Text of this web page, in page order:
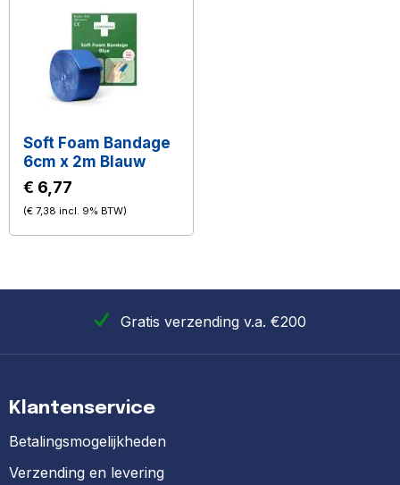
Soft Foam Bandage
6cm x 2m Blauw
€ 6,77
(€ 7,38 incl. 9% BTW)
Gratis verzending v.a. €200
Klantenservice
Betalingsmogelijkheden
Verzending en levering